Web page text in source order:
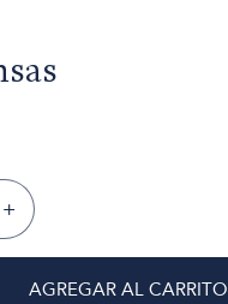
+
AGREGAR AL CARRITO